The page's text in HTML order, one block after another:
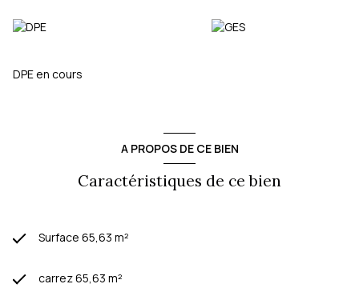
sont disponibles sur le site
Géorisques
DPE en cours
A PROPOS DE CE BIEN
Caractéristiques de ce bien
Surface 65,63 m²
carrez 65,63 m²